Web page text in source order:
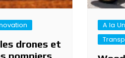
drones et
pompiers
A la